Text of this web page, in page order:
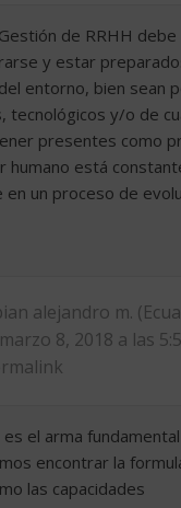
de RRHH debe
y estar
entorno, bien sean
tecnológicos y/o de
presentes como
humano está
un proceso de
alejandro m.
8, 2018 a las
el arma
encontrar la
las capacidades